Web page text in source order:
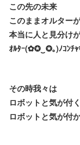
この先の未来
このままオルター
本当に人と見分け
ｵﾙﾀｰ(✿✪‿✪｡)ﾉｺﾝﾁ
その時我々は
ロボットと気が付
ロボットと気が付